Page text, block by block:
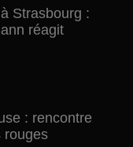
Strasbourg :
réagit
: rencontre
rouges